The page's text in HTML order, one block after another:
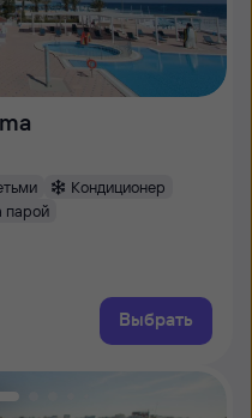
Кондиционер
парой
Выбрать